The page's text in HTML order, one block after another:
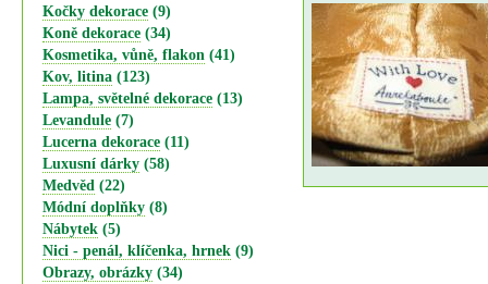
Kočky dekorace (9)
Koně dekorace (34)
Kosmetika, vůně, flakon (41)
Kov, litina (123)
Lampa, světelné dekorace (13)
Levandule (7)
Lucerna dekorace (11)
Luxusní dárky (58)
Medvěd (22)
Módní doplňky (8)
Nábytek (5)
Nici - penál, klíčenka, hrnek (9)
Obrazy, obrázky (34)